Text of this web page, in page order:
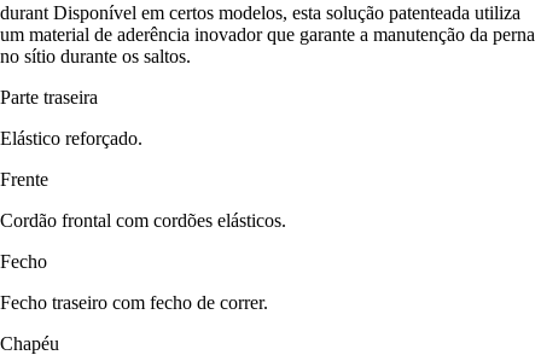
durant Disponível em certos modelos, esta solução patenteada utiliza
um material de aderência inovador que garante a manutenção da perna
no sítio durante os saltos.
Parte traseira
Elástico reforçado.
Frente
Cordão frontal com cordões elásticos.
Fecho
Fecho traseiro com fecho de correr.
Chapéu